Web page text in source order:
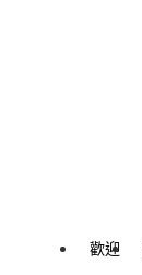
歡迎